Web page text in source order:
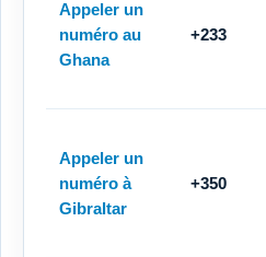
Appeler un
numéro au
Ghana
+233
Appeler un
numéro à
Gibraltar
+350